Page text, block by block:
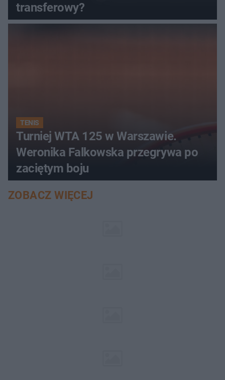
transferowy?
TENIS
Turniej WTA 125 w Warszawie.
Weronika Falkowska przegrywa po
zaciętym boju
ZOBACZ WIĘCEJ